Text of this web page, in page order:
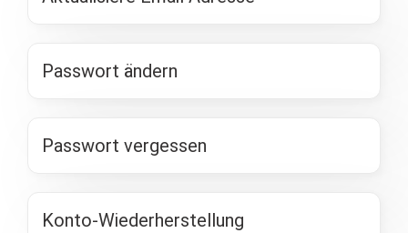
Passwort ändern
Passwort vergessen
Konto-Wiederherstellung